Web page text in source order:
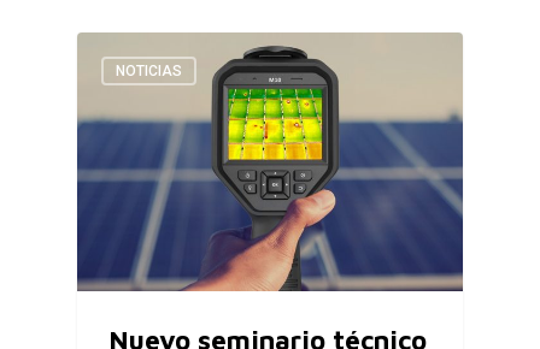
NOTICIAS
Nuevo seminario técnico